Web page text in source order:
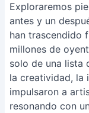
Exploraremos
antes y un
han trascendido
millones de
solo de una lista
la creatividad, la
impulsaron a
resonando con